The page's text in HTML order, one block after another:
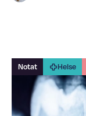
Notat Helse